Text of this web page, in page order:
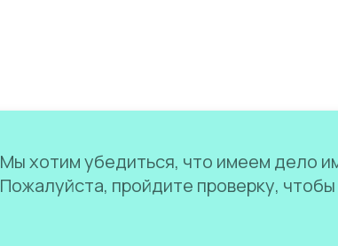
Мы хотим убедиться, что имеем дело
Пожалуйста, пройдите проверку,